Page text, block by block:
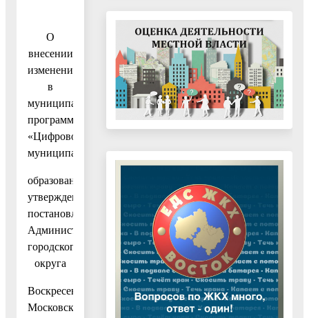
О
внесении
изменений
в
муниципальную
программу
«Цифровое
муниципальное
образование»,
утвержденную
постановлением
Администрации
городского
округа
Воскресенск
Московской